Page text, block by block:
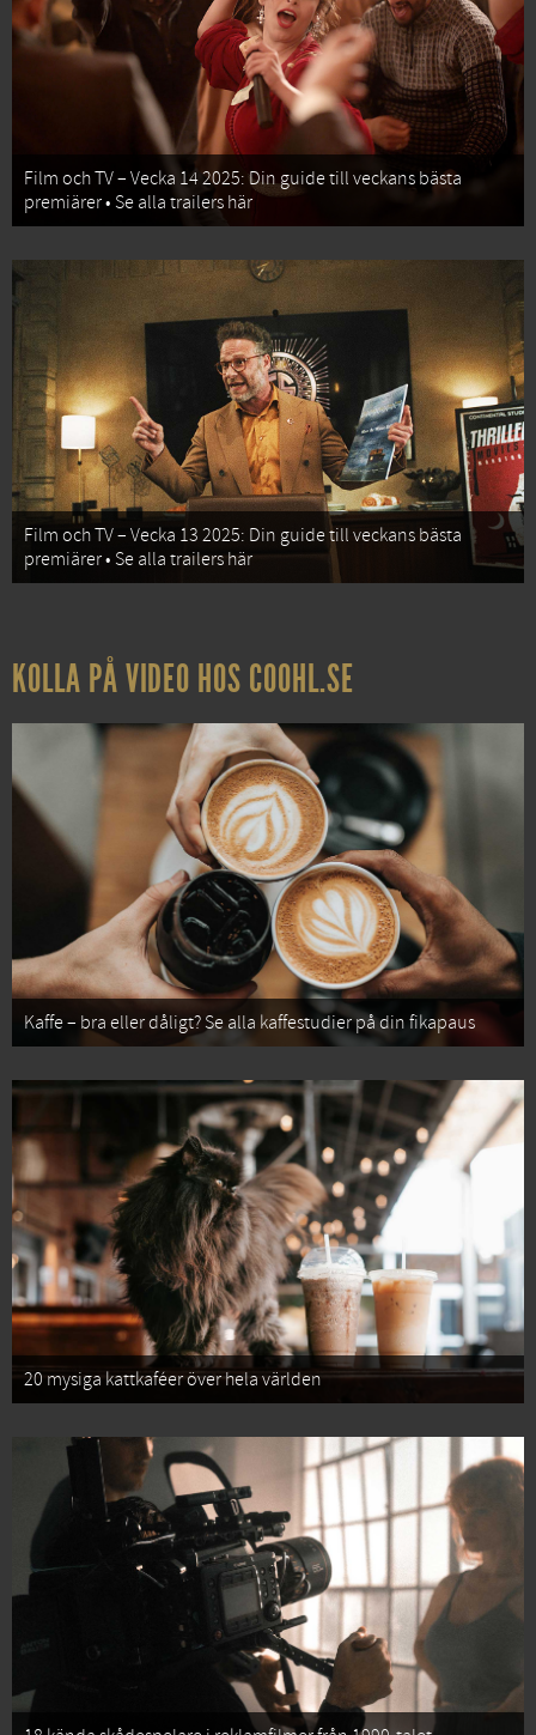
Film och TV – Vecka 14 2025: Din guide till veckans bästa
premiärer • Se alla trailers här
Film och TV – Vecka 13 2025: Din guide till veckans bästa
premiärer • Se alla trailers här
KOLLA PÅ VIDEO HOS COOHL.SE
Kaffe – bra eller dåligt? Se alla kaffestudier på din fikapaus
20 mysiga kattkaféer över hela världen